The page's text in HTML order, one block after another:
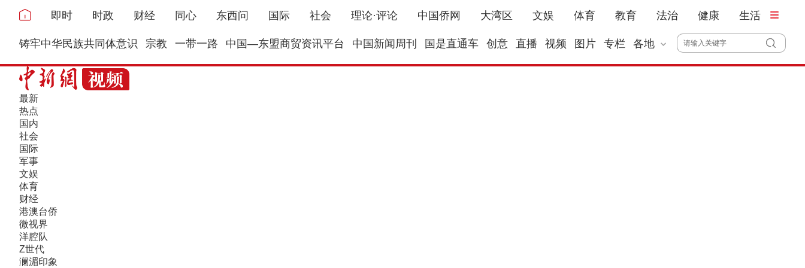
即时 时政 财经 同心 东西问 国际 社会 理论·评论 中国侨网 大湾区 文娱 体育 教育 法治 健康 生活
铸牢中华民族共同体意识 宗教 一带一路 中国—东盟商贸资讯平台 中国新闻周刊 国是直通车 创意 直播 视频 图片 专栏 各地
最新
热点
国内
社会
国际
军事
文娱
体育
财经
港澳台侨
微视界
洋腔队
Z世代
澜湄印象